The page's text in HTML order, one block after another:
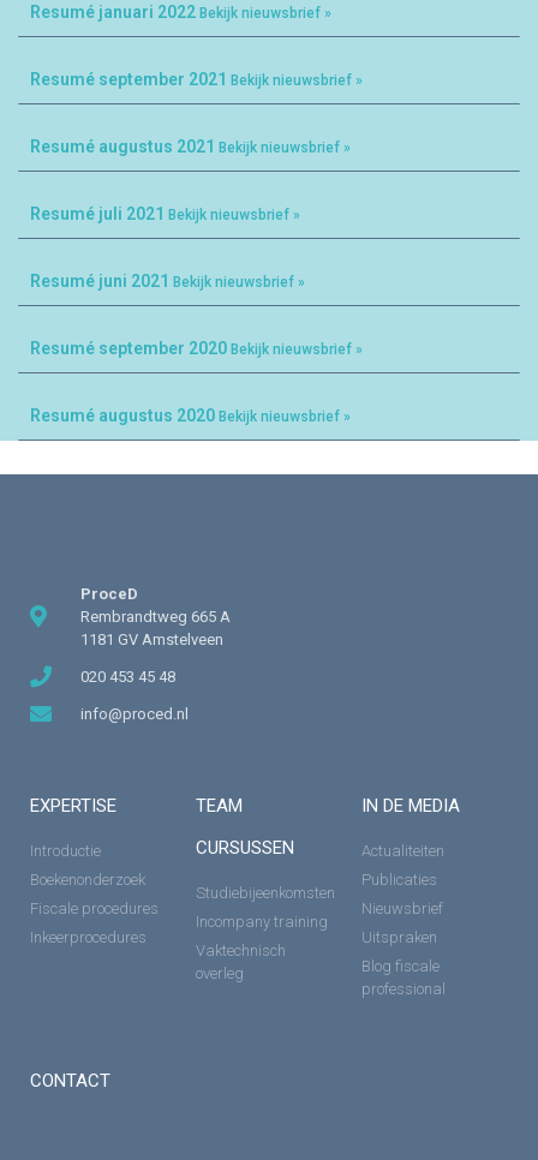
Resumé januari 2022 Bekijk nieuwsbrief »
Resumé september 2021 Bekijk nieuwsbrief »
Resumé augustus 2021 Bekijk nieuwsbrief »
Resumé juli 2021 Bekijk nieuwsbrief »
Resumé juni 2021 Bekijk nieuwsbrief »
Resumé september 2020 Bekijk nieuwsbrief »
Resumé augustus 2020 Bekijk nieuwsbrief »
ProceD
Rembrandtweg 665 A
1181 GV Amstelveen
020 453 45 48
info@proced.nl
EXPERTISE
Introductie
Boekenonderzoek
Fiscale procedures
Inkeerprocedures
TEAM
CURSUSSEN
Studiebijeenkomsten
Incompany training
Vaktechnisch
overleg
IN DE MEDIA
Actualiteiten
Publicaties
Nieuwsbrief
Uitspraken
Blog fiscale
professional
CONTACT